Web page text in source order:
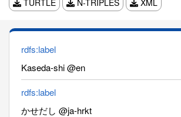
rdfs:label
Kaseda-shi @en
rdfs:label
かせだし @ja-hrkt